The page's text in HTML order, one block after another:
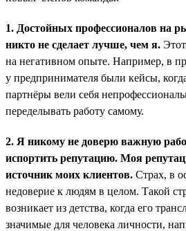
1. Достойных профессионалов на
никто не сделает лучше, чем я.
на негативном опыте. Например, в
у предпринимателя были кейсы,
партнёры вели себя
переделывать работу самому.
2. Я никому не доверю важную
испортить репутацию. Моя
источник моих клиентов. Страх, в
недоверие к людям в целом. Такой
возникает из детства, когда его
значимые для человека личности,